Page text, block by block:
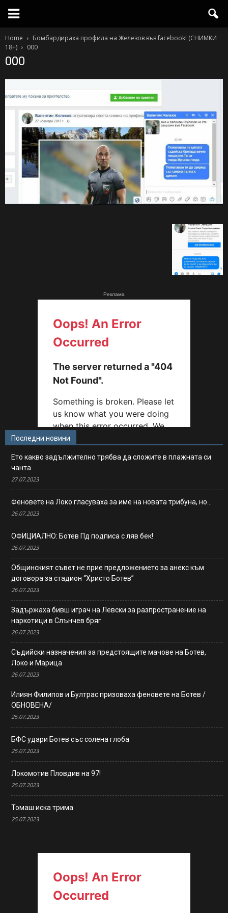
Home
Бомбардираха профила на Железов във facebook! (СНИМКИ
18+)
000
000
Реклама
Последни новини
Ето какво задължително трябва да сложите в плажната си
чанта
27.07.2023
Феновете на Локо гласуваха за име на новата трибуна, но…
26.07.2023
ОФИЦИАЛНО: Ботев Пд подписа с ляв бек!
26.07.2023
Общинският съвет не прие предложението за анекс към
договора за стадион “Христо Ботев”
26.07.2023
Задържаха бивш играч на Левски за разпространение на
наркотици в Слънчев бряг
26.07.2023
Съдийски назначения за предстоящите мачове на Ботев,
Локо и Марица
26.07.2023
Илиян Филипов и Бултрас призоваха феновете на Ботев /
ОБНОВЕНА/
25.07.2023
БФС удари Ботев със солена глоба
25.07.2023
Локомотив Пловдив на 97!
25.07.2023
Томаш иска трима
25.07.2023